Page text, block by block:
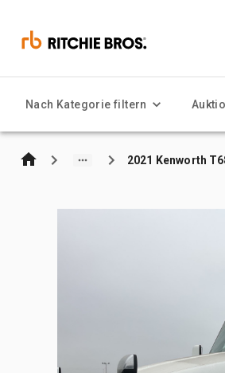
Nach Kategorie filtern
2021 Kenworth